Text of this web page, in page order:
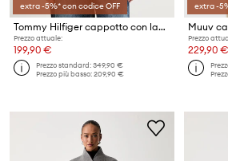
extra -5%* con codice OFF
Tommy Hilfiger cappotto con lana
Prezzo attuale:
199,90 €
Prezzo standard:349,90 €
Prezzo più basso:209,90 €
extra -
Prezzo
229,90 €